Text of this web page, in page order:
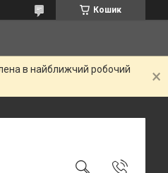
Кошик
в найближчий робочий